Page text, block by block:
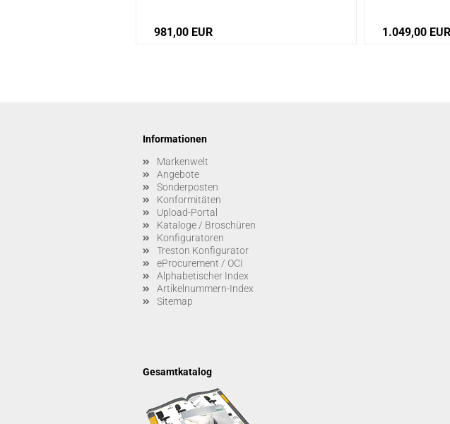
981,00 EUR 1.049,00 EUR
Informationen
Markenwelt
Angebote
Sonderposten
Konformitäten
Upload-Portal
Kataloge / Broschüren
Konfiguratoren
Treston Konfigurator
eProcurement / OCI
Alphabetischer Index
Artikelnummern-Index
Sitemap
Gesamtkatalog